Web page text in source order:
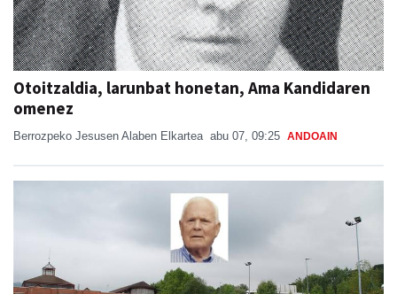
Otoitzaldia, larunbat honetan, Ama Kandidaren
omenez
Berrozpeko Jesusen Alaben Elkartea abu 07, 09:25 ANDOAIN